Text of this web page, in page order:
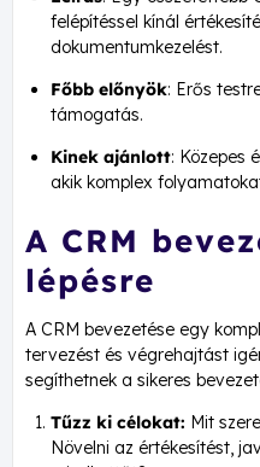
felépítéssel kínál
dokumentumkezelést.
Főbb előnyök: Erős
támogatás.
Kinek ajánlott: Közepes
akik komplex
A CRM
lépésre
A CRM bevezetése egy
tervezést és végrehajtást
segíthetnek a sikeres
Tűzz ki célokat: Mit
Növelni az értékesítést,